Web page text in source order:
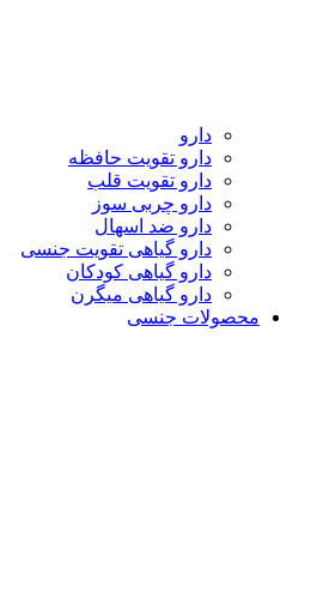
دارو
دارو تقویت حافظه
دارو تقویت قلب
دارو چربی سوز
دارو ضد اسهال
دارو گیاهی تقویت جنسی
دارو گیاهی کودکان
دارو گیاهی میگرن
محصولات جنسی